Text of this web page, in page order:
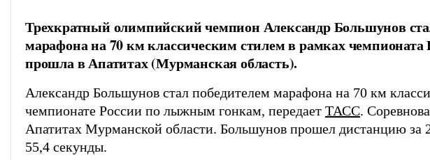
Трехкратный олимпийский чемпион Александр Большунов
марафона на 70 км классическим стилем в рамках чемпионата
прошла в Апатитах (Мурманская область).
Александр Большунов стал победителем марафона на 70 км
чемпионате России по лыжным гонкам, передает ТАСС.
Апатитах Мурманской области. Большунов прошел дистанцию за
55,4 секунды.